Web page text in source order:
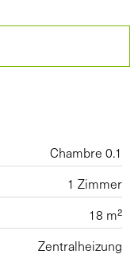
Chambre 0.1
1 Zimmer
18 m²
Zentralheizung